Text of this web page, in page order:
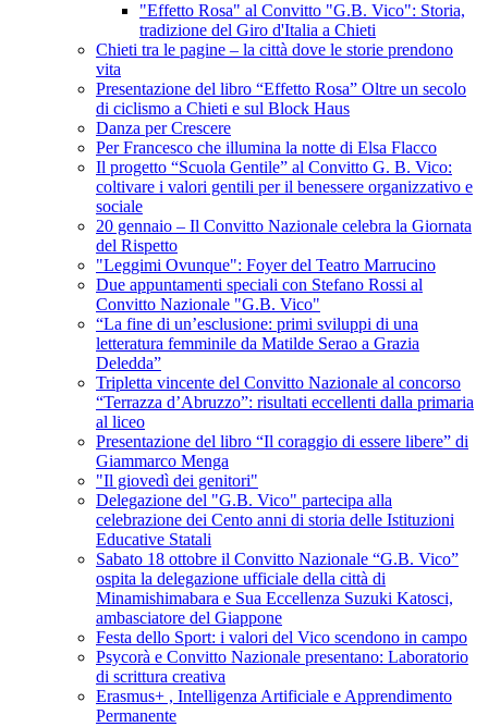
"Effetto Rosa" al Convitto "G.B. Vico": Storia,
tradizione del Giro d'Italia a Chieti
Chieti tra le pagine – la città dove le storie prendono
vita
Presentazione del libro “Effetto Rosa” Oltre un secolo
di ciclismo a Chieti e sul Block Haus
Danza per Crescere
Per Francesco che illumina la notte di Elsa Flacco
Il progetto “Scuola Gentile” al Convitto G. B. Vico:
coltivare i valori gentili per il benessere organizzativo e
sociale
20 gennaio – Il Convitto Nazionale celebra la Giornata
del Rispetto
"Leggimi Ovunque": Foyer del Teatro Marrucino
Due appuntamenti speciali con Stefano Rossi al
Convitto Nazionale "G.B. Vico"
“La fine di un’esclusione: primi sviluppi di una
letteratura femminile da Matilde Serao a Grazia
Deledda”
Tripletta vincente del Convitto Nazionale al concorso
“Terrazza d’Abruzzo”: risultati eccellenti dalla primaria
al liceo
Presentazione del libro “Il coraggio di essere libere” di
Giammarco Menga
"Il giovedì dei genitori"
Delegazione del "G.B. Vico" partecipa alla
celebrazione dei Cento anni di storia delle Istituzioni
Educative Statali
Sabato 18 ottobre il Convitto Nazionale “G.B. Vico”
ospita la delegazione ufficiale della città di
Minamishimabara e Sua Eccellenza Suzuki Katosci,
ambasciatore del Giappone
Festa dello Sport: i valori del Vico scendono in campo
Psycorà e Convitto Nazionale presentano: Laboratorio
di scrittura creativa
Erasmus+ , Intelligenza Artificiale e Apprendimento
Permanente